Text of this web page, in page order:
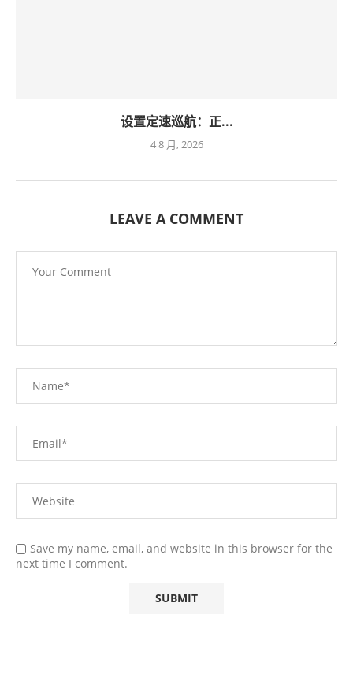
设置定速巡航：正...
4 8 月, 2026
LEAVE A COMMENT
Save my name, email, and website in this browser for the
next time I comment.